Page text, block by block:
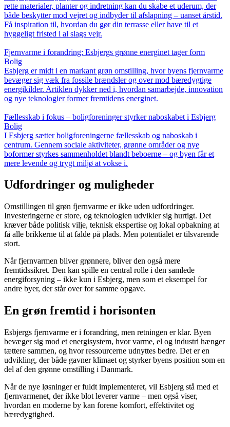
rette materialer, planter og indretning kan du skabe et uderum, der
både beskytter mod vejret og indbyder til afslapning – uanset årstid.
Få inspiration til, hvordan du gør din terrasse eller have til et
hyggeligt fristed i al slags vejr.
Fjernvarme i forandring: Esbjergs grønne energinet tager form
Bolig
Esbjerg er midt i en markant grøn omstilling, hvor byens fjernvarme
bevæger sig væk fra fossile brændsler og over mod bæredygtige
energikilder. Artiklen dykker ned i, hvordan samarbejde, innovation
og nye teknologier former fremtidens energinet.
Fællesskab i fokus – boligforeninger styrker naboskabet i Esbjerg
Bolig
I Esbjerg sætter boligforeningerne fællesskab og naboskab i
centrum. Gennem sociale aktiviteter, grønne områder og nye
boformer styrkes sammenholdet blandt beboerne – og byen får et
mere levende og trygt miljø at vokse i.
Udfordringer og muligheder
Omstillingen til grøn fjernvarme er ikke uden udfordringer.
Investeringerne er store, og teknologien udvikler sig hurtigt. Det
kræver både politisk vilje, teknisk ekspertise og lokal opbakning at
få alle brikkerne til at falde på plads. Men potentialet er tilsvarende
stort.
Når fjernvarmen bliver grønnere, bliver den også mere
fremtidssikret. Den kan spille en central rolle i den samlede
energiforsyning – ikke kun i Esbjerg, men som et eksempel for
andre byer, der står over for samme opgave.
En grøn fremtid i horisonten
Esbjergs fjernvarme er i forandring, men retningen er klar. Byen
bevæger sig mod et energisystem, hvor varme, el og industri hænger
tættere sammen, og hvor ressourcerne udnyttes bedre. Det er en
udvikling, der både gavner klimaet og styrker byens position som en
del af den grønne omstilling i Danmark.
Når de nye løsninger er fuldt implementeret, vil Esbjerg stå med et
fjernvarmenet, der ikke blot leverer varme – men også viser,
hvordan en moderne by kan forene komfort, effektivitet og
bæredygtighed.